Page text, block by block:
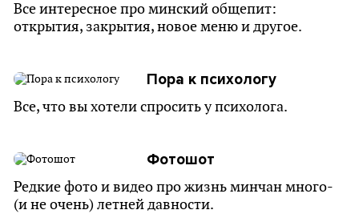
Все интересное про минский общепит:
открытия, закрытия, новое меню и другое.
Пора к психологу
Все, что вы хотели спросить у психолога.
Фотошот
Редкие фото и видео про жизнь минчан много-
(и не очень) летней давности.